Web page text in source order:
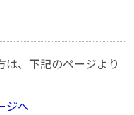
、下記のページより
ジへ